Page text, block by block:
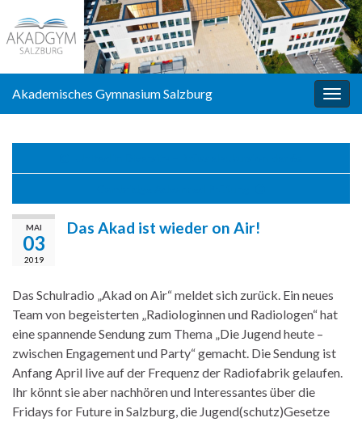
Akademisches Gymnasium Salzburg
MAI
03
2019
Das Akad ist wieder on Air!
Das Schulradio „Akad on Air“ meldet sich zurück. Ein neues
Team von begeisterten „Radiologinnen und Radiologen“ hat
eine spannende Sendung zum Thema „Die Jugend heute –
zwischen Engagement und Party“ gemacht. Die Sendung ist
Anfang April live auf der Frequenz der Radiofabrik gelaufen.
Ihr könnt sie aber nachhören und Interessantes über die
Fridays for Future in Salzburg, die Jugend(schutz)Gesetze